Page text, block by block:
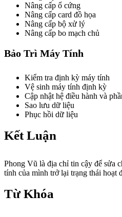
Nâng cấp ổ cứng
Nâng cấp card đồ họa
Nâng cấp bộ xử lý
Nâng cấp bo mạch chủ
Bảo Trì Máy Tính
Kiểm tra định kỳ máy tính
Vệ sinh máy tính định kỳ
Cập nhật hệ điều hành và
Sao lưu dữ liệu
Phục hồi dữ liệu
Kết Luận
Phong Vũ là địa chỉ tin cậy để sửa
tính của mình trở lại trạng thái hoạt
Từ Khóa